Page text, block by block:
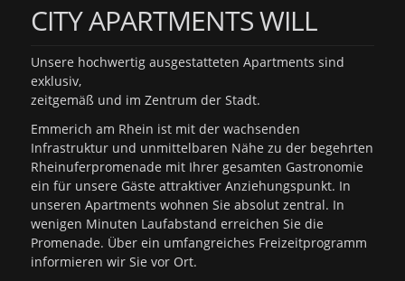
CITY APARTMENTS WILL
Unsere hochwertig ausgestatteten Apartments sind
exklusiv,
zeitgemäß und im Zentrum der Stadt.
Emmerich am Rhein ist mit der wachsenden
Infrastruktur und unmittelbaren Nähe zu der begehrten
Rheinuferpromenade mit Ihrer gesamten Gastronomie
ein für unsere Gäste attraktiver Anziehungspunkt. In
unseren Apartments wohnen Sie absolut zentral. In
wenigen Minuten Laufabstand erreichen Sie die
Promenade. Über ein umfangreiches Freizeitprogramm
informieren wir Sie vor Ort.